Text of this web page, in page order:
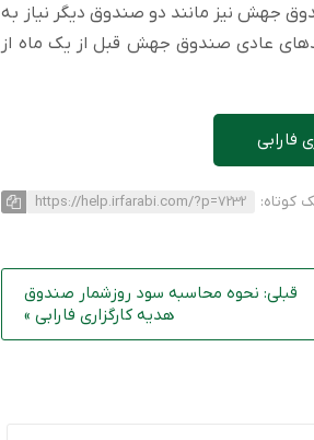
جهش نیز مانند دو صندوق دیگر نیاز به
عادی صندوق جهش قبل از یک ماه از
فارابی
کوتاه: https://help.irfarabi.com/?p=7232
قبلی: نحوه محاسبه سود روزشمار صندوق
هدیه کارگزاری فارابی »